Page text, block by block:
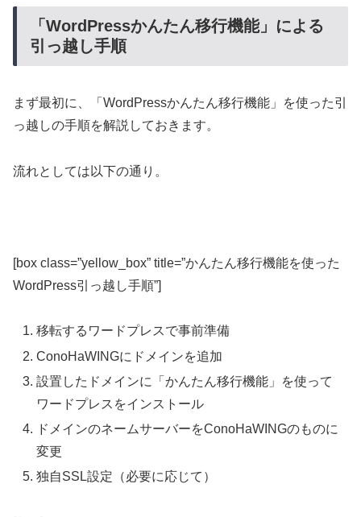
「WordPressかんたん移行機能」による
引っ越し手順
まず最初に、「WordPressかんたん移行機能」を使った引
っ越しの手順を解説しておきます。
流れとしては以下の通り。
[box class=”yellow_box” title=”かんたん移行機能を使った
WordPress引っ越し手順”]
移転するワードプレスで事前準備
ConoHaWINGにドメインを追加
設置したドメインに「かんたん移行機能」を使って
ワードプレスをインストール
ドメインのネームサーバーをConoHaWINGのものに
変更
独自SSL設定（必要に応じて）